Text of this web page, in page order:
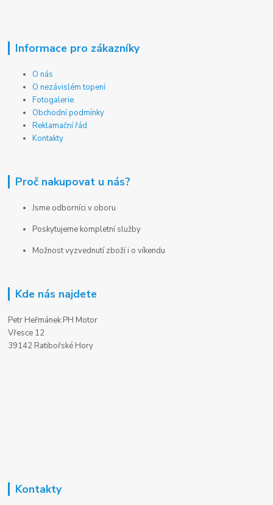
Informace pro zákazníky
O nás
O nezávislém topení
Fotogalerie
Obchodní podmínky
Reklamační řád
Kontakty
Proč nakupovat u nás?
Jsme odborníci v oboru
Poskytujeme kompletní služby
Možnost vyzvednutí zboží i o víkendu
Kde nás najdete
Petr Heřmánek PH Motor
Vřesce 12
39142 Ratibořské Hory
Kontakty